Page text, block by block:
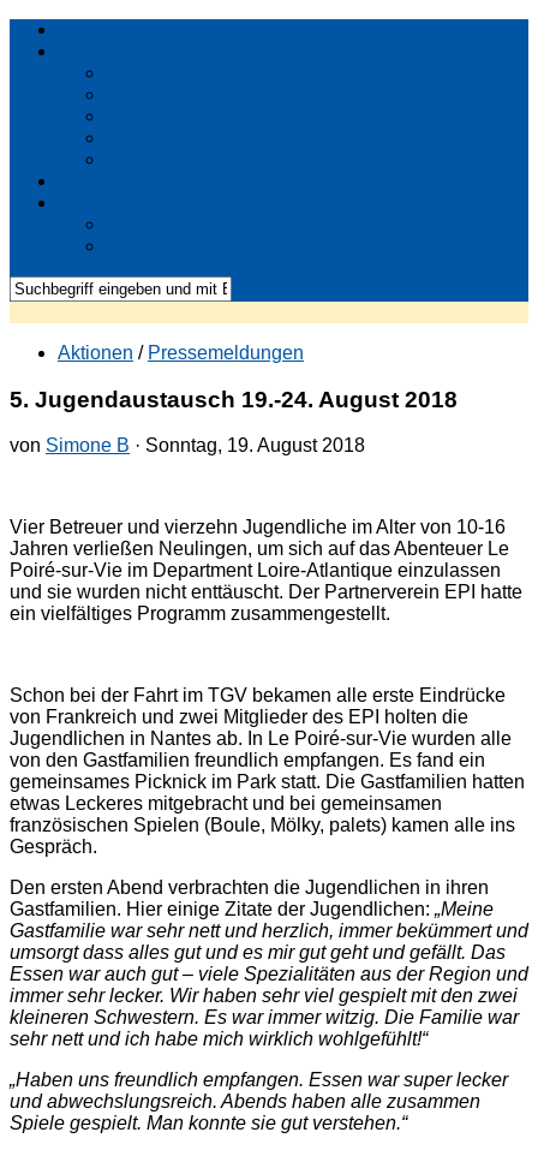
Aktionen / Pressemeldungen
5. Jugendaustausch 19.-24. August 2018
von Simone B · Sonntag, 19. August 2018
Vier Betreuer und vierzehn Jugendliche im Alter von 10-16
Jahren verließen Neulingen, um sich auf das Abenteuer Le
Poiré-sur-Vie im Department Loire-Atlantique einzulassen
und sie wurden nicht enttäuscht. Der Partnerverein EPI hatte
ein vielfältiges Programm zusammengestellt.
Schon bei der Fahrt im TGV bekamen alle erste Eindrücke
von Frankreich und zwei Mitglieder des EPI holten die
Jugendlichen in Nantes ab. In Le Poiré-sur-Vie wurden alle
von den Gastfamilien freundlich empfangen. Es fand ein
gemeinsames Picknick im Park statt. Die Gastfamilien hatten
etwas Leckeres mitgebracht und bei gemeinsamen
französischen Spielen (Boule, Mölky, palets) kamen alle ins
Gespräch.
Den ersten Abend verbrachten die Jugendlichen in ihren
Gastfamilien. Hier einige Zitate der Jugendlichen: „Meine
Gastfamilie war sehr nett und herzlich, immer bekümmert und
umsorgt dass alles gut und es mir gut geht und gefällt. Das
Essen war auch gut – viele Spezialitäten aus der Region und
immer sehr lecker. Wir haben sehr viel gespielt mit den zwei
kleineren Schwestern. Es war immer witzig. Die Familie war
sehr nett und ich habe mich wirklich wohlgefühlt!“
„Haben uns freundlich empfangen. Essen war super lecker
und abwechslungsreich. Abends haben alle zusammen
Spiele gespielt. Man konnte sie gut verstehen.“